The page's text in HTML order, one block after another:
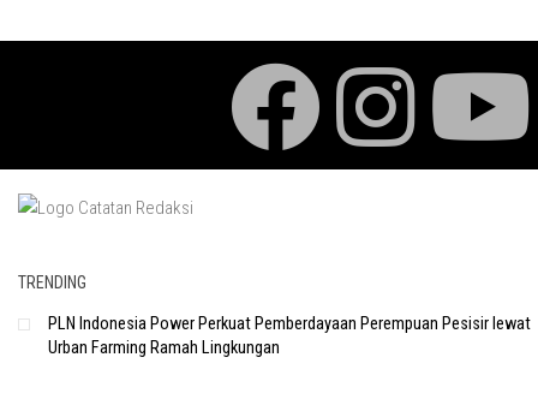
TRENDING
PLN Indonesia Power Perkuat Pemberdayaan Perempuan Pesisir lewat
Urban Farming Ramah Lingkungan